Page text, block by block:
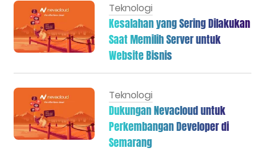
Teknologi
Kesalahan yang Sering Dilakukan
Saat Memilih Server untuk
Website Bisnis
Teknologi
Dukungan Nevacloud untuk
Perkembangan Developer di
Semarang